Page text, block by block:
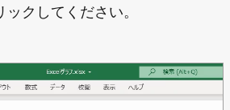
ックしてください。